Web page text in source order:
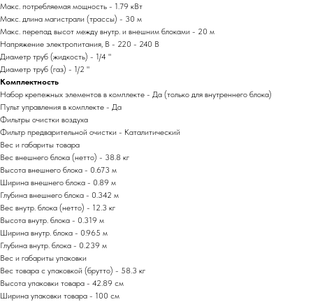
Макс. потребляемая мощность - 1.79 кВт
Макс. длина магистрали (трассы) - 30 м
Макс. перепад высот между внутр. и внешним блоками - 20 м
Напряжение электропитания, В - 220 - 240 В
Диаметр труб (жидкость) - 1/4 "
Диаметр труб (газ) - 1/2 "
Комплектность
Набор крепежных элементов в комплекте - Да (только для внутреннего блока)
Пульт управления в комплекте - Да
Фильтры очистки воздуха
Фильтр предварительной очистки - Каталитический
Вес и габариты товара
Вес внешнего блока (нетто) - 38.8 кг
Высота внешнего блока - 0.673 м
Ширина внешнего блока - 0.89 м
Глубина внешнего блока - 0.342 м
Вес внутр. блока (нетто) - 12.3 кг
Высота внутр. блока - 0.319 м
Ширина внутр. блока - 0.965 м
Глубина внутр. блока - 0.239 м
Вес и габариты упаковки
Вес товара с упаковкой (брутто) - 58.3 кг
Высота упаковки товара - 42.89 см
Ширина упаковки товара - 100 см